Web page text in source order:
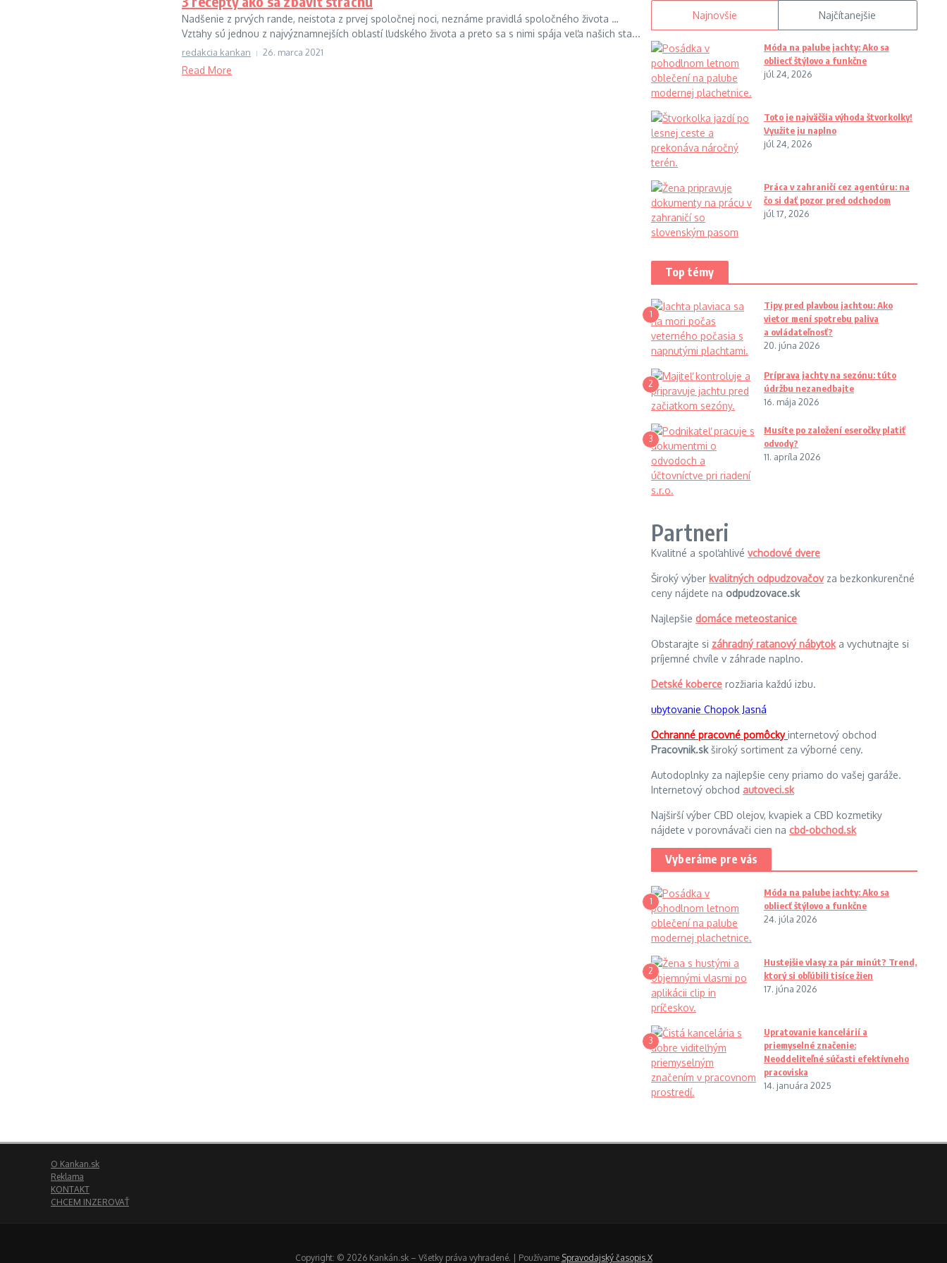
Nadšenie z prvých rande, neistota z prvej spoločnej noci, neznáme pravidlá spoločného života …
Vzťahy sú jednou z najvýznamnejších oblastí ľudského života a preto sa s nimi spája veľa našich sta...
redakcia kankan 26. marca 2021
Read More
Najnovšie Najčítanejšie
Móda na palube jachty: Ako sa
obliecť štýlovo a funkčne
júl 24, 2026
Toto je najväčšia výhoda štvorkolky!
Využite ju naplno
júl 24, 2026
Práca v zahraničí cez agentúru: na
čo si dať pozor pred odchodom
júl 17, 2026
Top témy
1
Tipy pred plavbou jachtou: Ako
vietor mení spotrebu paliva
a ovládateľnosť?
20. júna 2026
2
Príprava jachty na sezónu: túto
údržbu nezanedbajte
16. mája 2026
3
Musíte po založení eseročky platiť
odvody?
11. apríla 2026
Partneri
Kvalitné a spoľahlivé vchodové dvere
Široký výber kvalitných odpudzovačovza bezkonkurenčné
ceny nájdete na odpudzovace.sk
Najlepšie domáce meteostanice
Obstarajte si záhradný ratanový nábytoka vychutnajte si
príjemné chvíle v záhrade naplno.
Detské koberce rozžiaria každú izbu.
ubytovanie Chopok Jasná
Ochranné pracovné pomôckyinternetový obchod
Pracovnik.skširoký sortiment za výborné ceny.
Autodoplnky za najlepšie ceny priamo do vašej garáže.
Internetový obchod autoveci.sk
Najširší výber CBD olejov, kvapiek a CBD kozmetiky
nájdete v porovnávači cien na cbd-obchod.sk
Vyberáme pre vás
1
Móda na palube jachty: Ako sa
obliecť štýlovo a funkčne
24. júla 2026
2
Hustejšie vlasy za pár minút? Trend,
ktorý si obľúbili tisíce žien
17. júna 2026
3
Upratovanie kancelárií a
priemyselné značenie:
Neoddeliteľné súčasti efektívneho
pracoviska
14. januára 2025
O Kankan.sk
Reklama
KONTAKT
CHCEM INZEROVAŤ
Copyright: © 2026 Kankán.sk – Všetky práva vyhradené. | Používame Spravodajský časopis X